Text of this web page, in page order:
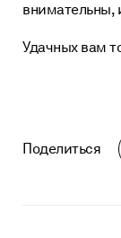
внимательны,
Удачных вам
Поделиться